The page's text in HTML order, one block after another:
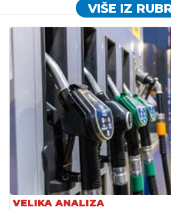
VIŠE IZ
VELIKA ANALIZA